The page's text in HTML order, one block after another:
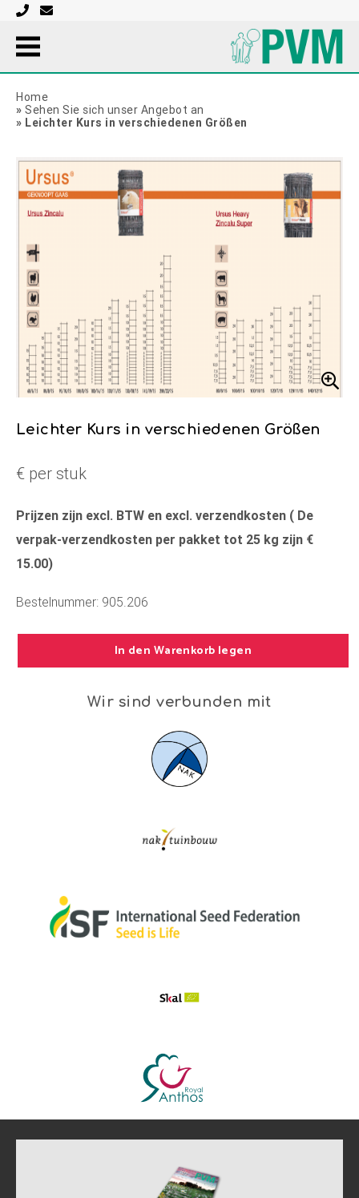
Home
» Sehen Sie sich unser Angebot an
» Leichter Kurs in verschiedenen Größen
Leichter Kurs in verschiedenen Größen
€ per stuk
Prijzen zijn excl. BTW en excl. verzendkosten ( De
verpak-verzendkosten per pakket tot 25 kg zijn €
15.00)
Bestelnummer: 905.206
In den Warenkorb legen
Wir sind verbunden mit